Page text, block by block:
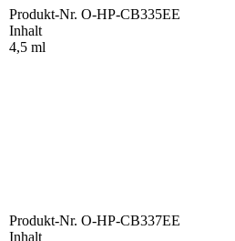
Produkt-Nr. O-HP-CB335EE
Inhalt
4,5 ml
Produkt-Nr. O-HP-CB337EE
Inhalt